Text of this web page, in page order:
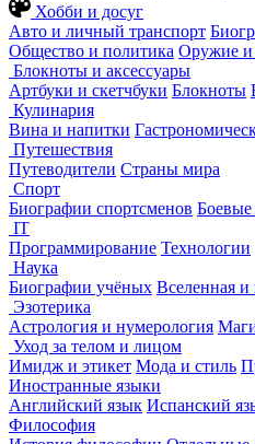
Хобби и досуг
Авто и личный транспорт
Общество и политика Оружие и
Блокноты и аксессуары
Артбуки и скетчбуки Блокноты
Кулинария
Вина и напитки
Путешествия
Путеводители Страны мира
Спорт
Биографии спортсменов Боевые
IT
Программирование Технологии
Наука
Биографии учёных Вселенная и
Эзотерика
Астрология и нумерология
Уход за телом и лицом
Имидж и этикет Мода и стиль
Иностранные языки
Английский язык Испанский
Философия